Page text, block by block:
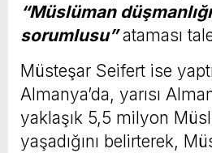
“Müslüman
sorumlusu”ataması
Müsteşar Seifert ise
Almanya’da, yarısı
yaklaşık 5,5 milyon
yaşadığını belirterek,